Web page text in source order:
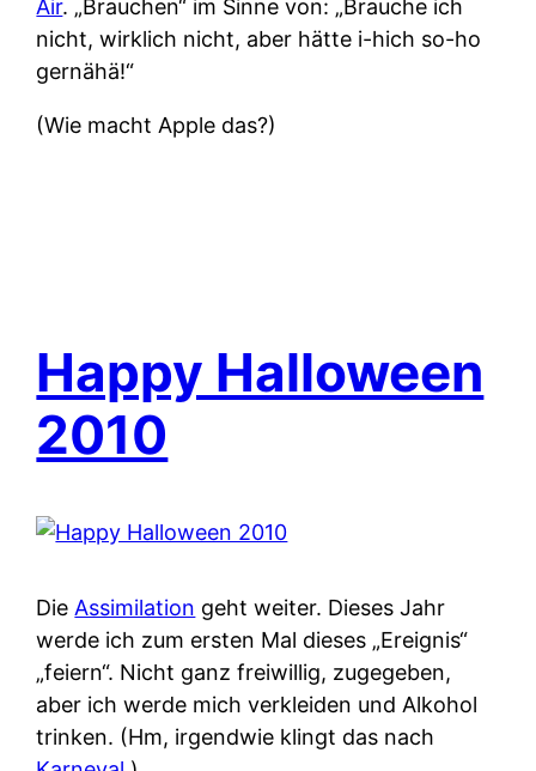
Air. „Brauchen“ im Sinne von: „Brauche ich
nicht, wirklich nicht, aber hätte i-hich so-ho
gernähä!“
(Wie macht Apple das?)
Happy Halloween
2010
Die Assimilation geht weiter. Dieses Jahr
werde ich zum ersten Mal dieses „Ereignis“
„feiern“. Nicht ganz freiwillig, zugegeben,
aber ich werde mich verkleiden und Alkohol
trinken. (Hm, irgendwie klingt das nach